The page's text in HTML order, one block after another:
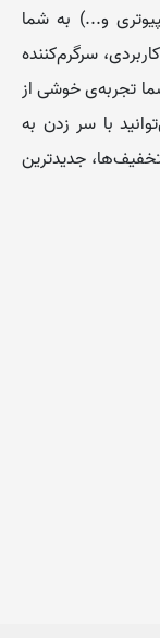
و...) به شما
سرگرم‌کننده
شما تجربه‌ی خوشی از
با سر زدن به
جدیدترین